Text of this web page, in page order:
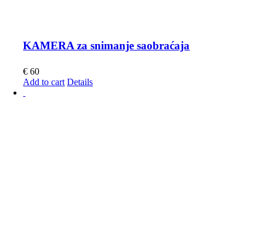
KAMERA za snimanje saobraćaja
€ 60
Add to cart Details